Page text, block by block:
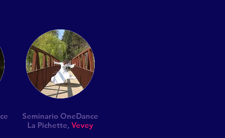
Seminario OneDance
La Pichette, Vevey